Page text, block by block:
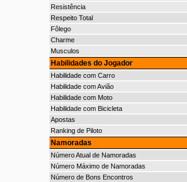
Resistência
Respeito Total
Fôlego
Charme
Musculos
Habilidades do Jogador
Habilidade com Carro
Habilidade com Avião
Habilidade com Moto
Habilidade com Bicicleta
Apostas
Ranking de Piloto
Namoradas
Número Atual de Namoradas
Número Máximo de Namoradas
Número de Bons Encontros